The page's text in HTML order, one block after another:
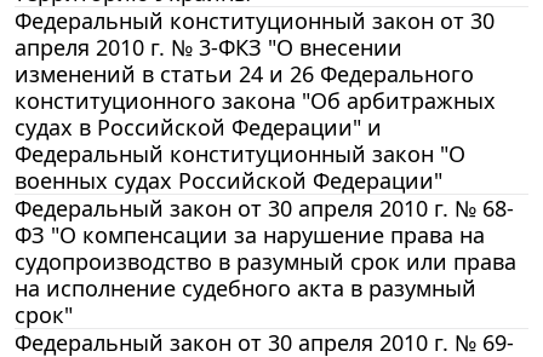
Федеральный конституционный закон от 30
апреля 2010 г. № 3-ФКЗ "О внесении
изменений в статьи 24 и 26 Федерального
конституционного закона "Об арбитражных
судах в Российской Федерации" и
Федеральный конституционный закон "О
военных судах Российской Федерации"
Федеральный закон от 30 апреля 2010 г. № 68-
ФЗ "О компенсации за нарушение права на
судопроизводство в разумный срок или права
на исполнение судебного акта в разумный
срок"
Федеральный закон от 30 апреля 2010 г. № 69-